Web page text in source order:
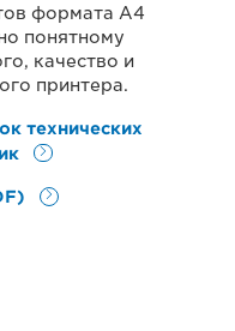
формата А4
понятному
качество и
принтера.
технических